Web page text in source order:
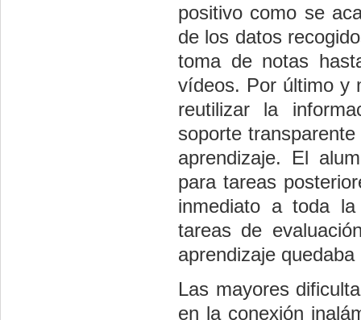
positivo como se
de los datos
toma de notas
vídeos. Por último y
reutilizar la
soporte
aprendizaje. El
para tareas
inmediato a toda
tareas de
aprendizaje
Las mayores
en la conexión